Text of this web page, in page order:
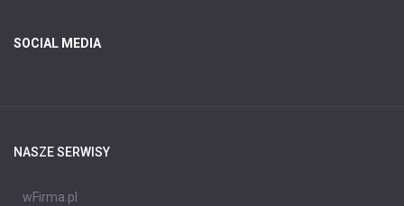
SOCIAL MEDIA
NASZE SERWISY
wFirma.pl